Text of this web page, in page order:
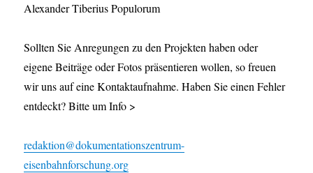
Alexander Tiberius Populorum
Sollten Sie Anregungen zu den Projekten haben oder
eigene Beiträge oder Fotos präsentieren wollen, so freuen
wir uns auf eine Kontaktaufnahme. Haben Sie einen Fehler
entdeckt? Bitte um Info >
redaktion@dokumentationszentrum-
eisenbahnforschung.org